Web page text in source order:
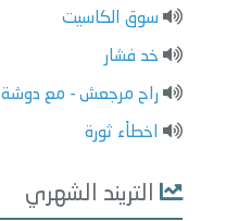
سوق الكاسيت
خد فشار
راح مرجعش - مع دوشة
اخطاْء ثورة
التريند الشهري